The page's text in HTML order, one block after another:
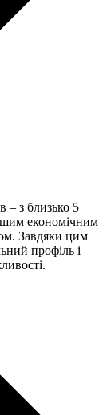
– з близько 5
економічним
Завдяки цим
профіль і